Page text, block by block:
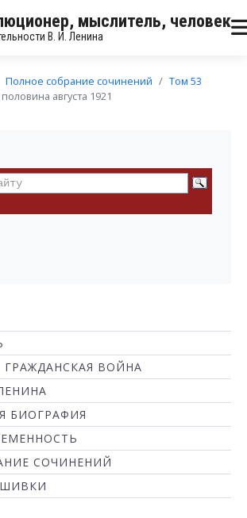
мыслитель, человек
В. И. Ленина
Полное собрание сочинений
Том 53
августа 1921
ВОЙНА
БИОГРАФИЯ
СОЧИНЕНИЙ